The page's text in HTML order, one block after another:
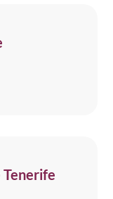
Tenerife